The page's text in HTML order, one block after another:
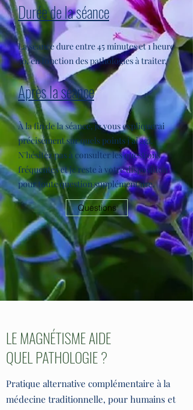
Durée de la séance
La séance dure entre 45 minutes et 1 heure
30, en fonction des pathologies à traiter.
Après la séance
À la fin de la séance, je vous expliquerai
précisément sur quels points j'ai agi.
N'hésitez pas à consulter les questions
fréquentes et je reste à votre disposition
pour toute question supplémentaire.
Questions
LE MAGNÉTISME AIDE
QUEL PATHOLOGIE ?
Pratique alternative complémentaire à la
médecine traditionnelle, pour humains et